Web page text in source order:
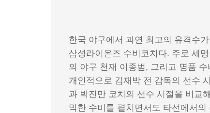
한국 야구에서 과연 최고의 유격수
삼성라이온즈 수비코치다. 주로 세
의 야구 천재 이종범, 그리고 명품
개인적으로 김재박 전 감독의 선수
과 박진만 코치의 선수 시절을 비교
믹한 수비를 펼치면서도 타선에서